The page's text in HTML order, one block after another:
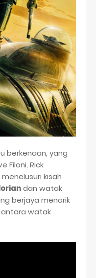
berkenaan, yang
Filoni, Rick
kisah
dan watak
berjaya menarik
watak